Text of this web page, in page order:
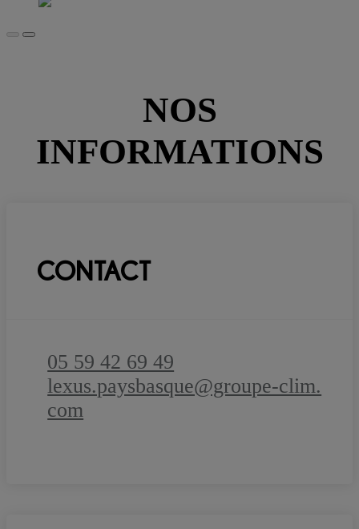
NOS
INFORMATIONS
CONTACT
05 59 42 69 49
lexus.paysbasque@groupe-clim.
com